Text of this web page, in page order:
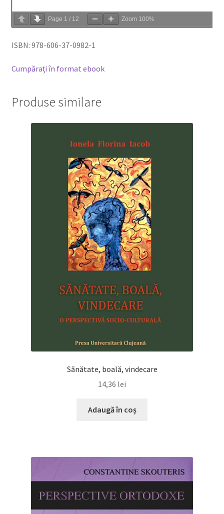
Page 1 / 12 Zoom 100%
ISBN: 978-606-37-0982-1
Cumpărați în format ebook
Produse similare
Sănătate, boală, vindecare
14,36 lei
Adaugă în coș